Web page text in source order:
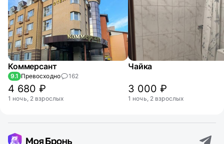
Коммерсант
9.1 Превосходно 162
4 680 ₽
1 ночь, 2 взрослых
Чайка
3 000 ₽
1 ночь, 2 взрослых